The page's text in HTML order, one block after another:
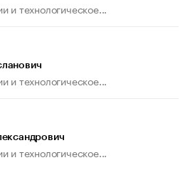
и технологическое...
и технологическое...
и технологическое...